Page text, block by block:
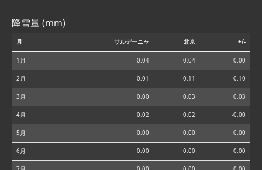
降雪量 (mm)
月 サルデーニャ 北京 +/-
1月 0.04 0.04 -0.00
2月 0.01 0.11 0.10
3月 0.00 0.03 0.03
4月 0.02 0.02 -0.00
5月 0.00 0.00 0.00
6月 0.00 0.00 0.00